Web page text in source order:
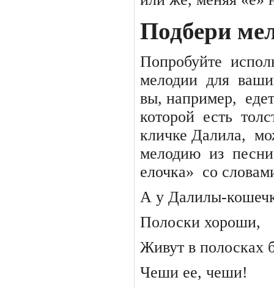
Подбери
Попробуйте
мелодии для
вы, например,
которой есть
кличке Далила,
мелодию из
елочка» со
А у Далилы-
Полоски хороши,
Живут в полосках
Чеши ее, чеши!